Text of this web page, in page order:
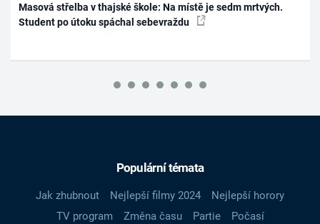
Masová střelba v thajské škole: Na místě je sedm mrtvých.
Student po útoku spáchal sebevraždu
Populární témata
Jak zhubnout Nejlepší filmy 2024
Nejlepší horory
TV program
Změna času Partie
Počasí